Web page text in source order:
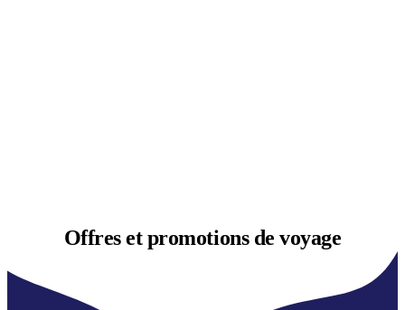
Offres etpromotions de voyage